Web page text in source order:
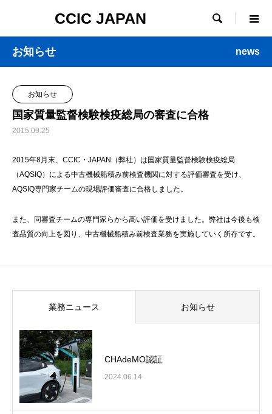
CCIC JAPAN 
お知らせ news
お知らせ
国家質量監督検験検疫総局の審査に合格
2015.09.25
2015年8月末、CCIC・JAPAN（弊社）は国家質量監督検験検疫総局
（AQSIQ）による中古機械船積み前検査機関に対する評価審査を受け、
AQSIQ専門家チームの現場評価審査に合格しました。
また、同審査チームの専門家らから高い評価を受けました。弊社は今後も検
査品質の向上を図り、中古機械船積み前検査業務を実施していく所存です。
業務ニュース お知らせ
CHAdeMO認証
2024.06.14